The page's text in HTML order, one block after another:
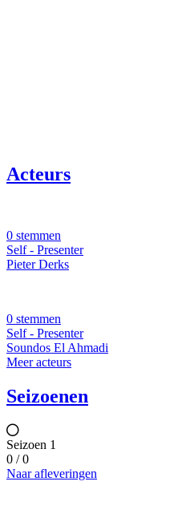
Acteurs
0 stemmen
Self - Presenter
Pieter Derks
0 stemmen
Self - Presenter
Soundos El Ahmadi
Meer acteurs
Seizoenen
Seizoen 1
0 / 0
Naar afleveringen